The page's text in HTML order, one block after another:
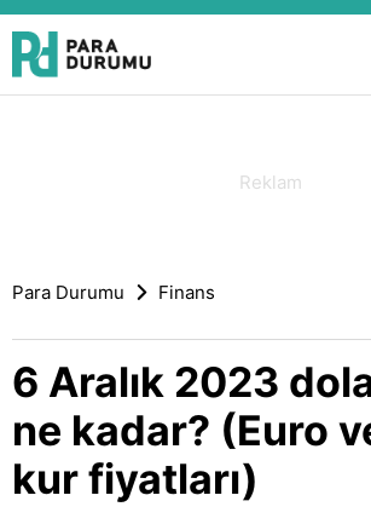
Para Durumu Finans
6 Aralık 2023
ne kadar? (Euro
kur fiyatları)